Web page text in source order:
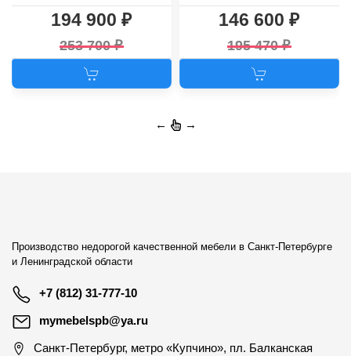
И УГЛОВЫМ ШКАФОМ
"ЛАУНЧ 3"
194 900
253 700
ТЕЛЕВИЗОРА И
УГЛОВЫМ ШКАФОМ
ХАСКИ - 26
146 600
195 470
← →
Производство недорогой качественной мебели в Санкт-Петербурге
и Ленинградской области
+7 (812) 31-777-10
mymebelspb@ya.ru
Санкт-Петербург, метро «Купчино», пл. Балканская